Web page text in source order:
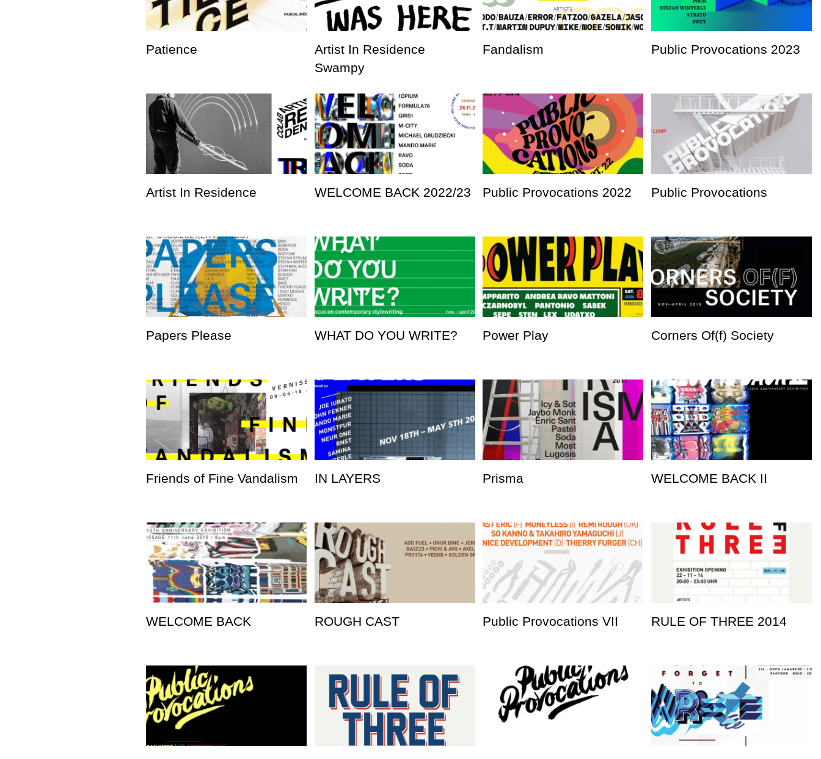
Patience
Artist In Residence
Swampy
Fandalism Public Provocations 2023
Artist In Residence WELCOME BACK 2022/23 Public Provocations 2022 Public Provocations
Papers Please WHAT DO YOU WRITE? Power Play Corners Of(f) Society
Friends of Fine Vandalism IN LAYERS Prisma WELCOME BACK II
WELCOME BACK ROUGH CAST Public Provocations VII RULE OF THREE 2014